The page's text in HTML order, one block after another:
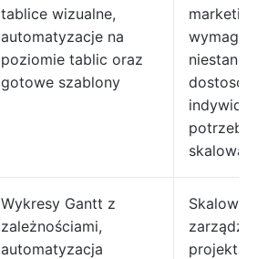
tablice wizualne,
automatyzacje na
poziomie tablic oraz
gotowe szablony
potrzeb i
Wykresy Gantt z
zależnościami,
automatyzacja